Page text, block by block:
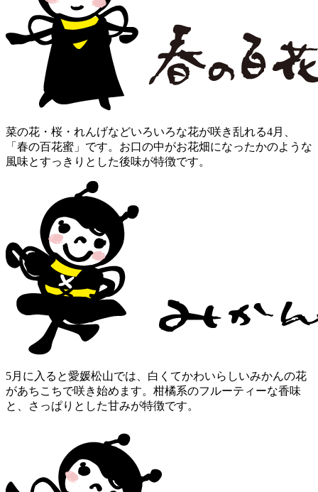
菜の花・桜・れんげなどいろいろな花が咲き乱れる4月、
「春の百花蜜」です。お口の中がお花畑になったかのような
風味とすっきりとした後味が特徴です。
5月に入ると愛媛松山では、白くてかわいらしいみかんの花
があちこちで咲き始めます。柑橘系のフルーティーな香味
と、さっぱりとした甘みが特徴です。